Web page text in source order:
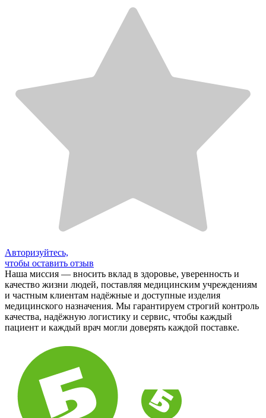
Авторизуйтесь,
чтобы оставить отзыв
Наша миссия — вносить вклад в здоровье, уверенность и
качество жизни людей, поставляя медицинским учреждениям
и частным клиентам надёжные и доступные изделия
медицинского назначения. Мы гарантируем строгий контроль
качества, надёжную логистику и сервис, чтобы каждый
пациент и каждый врач могли доверять каждой поставке.